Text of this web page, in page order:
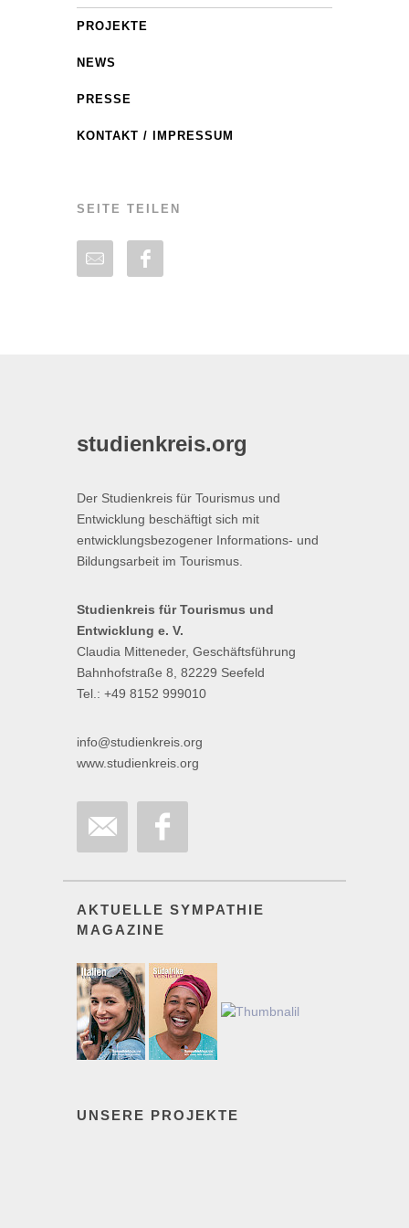
PROJEKTE
NEWS
PRESSE
KONTAKT / IMPRESSUM
SEITE TEILEN
studienkreis.org
Der Studienkreis für Tourismus und
Entwicklung beschäftigt sich mit
entwicklungsbezogener Informations- und
Bildungsarbeit im Tourismus.
Studienkreis für Tourismus und
Entwicklung e. V.
Claudia Mitteneder, Geschäftsführung
Bahnhofstraße 8, 82229 Seefeld
Tel.: +49 8152 999010
info@studienkreis.org
www.studienkreis.org
AKTUELLE SYMPATHIE
MAGAZINE
UNSERE PROJEKTE